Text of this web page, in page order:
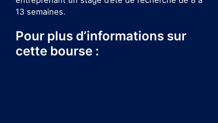
13 semaines.
Pour plus d’informations sur
cette bourse :